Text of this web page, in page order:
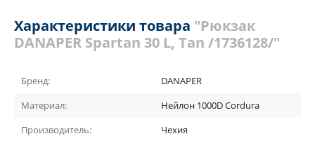
Характеристики товара "Рюкзак
DANAPER Spartan 30 L, Tan /1736128/"
Бренд:
DANAPER
Материал:
Нейлон 1000D Cordura
Производитель:
Чехия